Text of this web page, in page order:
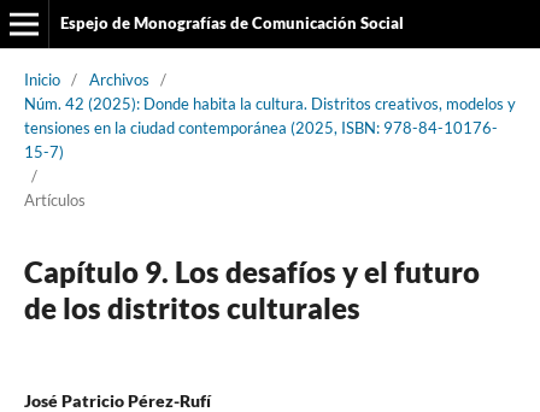
Espejo de Monografías de Comunicación Social
Inicio / Archivos
/
Núm. 42 (2025): Donde habita la cultura. Distritos creativos, modelos y
tensiones en la ciudad contemporánea (2025, ISBN: 978-84-10176-
15-7)
/
Artículos
Capítulo 9. Los desafíos y el futuro
de los distritos culturales
José Patricio Pérez-Rufí